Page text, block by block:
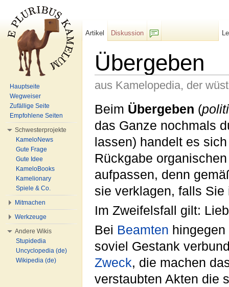
Übergeben
aus Kamelopedia, der
Beim Übergeben (
das Ganze nochmals
lassen) handelt es
Rückgabe
aufpassen, denn
sie verklagen, falls Sie
Im Zweifelsfall gilt:
Bei Beamten
soviel Gestank
Zweck, die machen
verstaubten Akten die
Artikel
Diskussion
Hauptseite
Wegweiser
Zufällige Seite
Empfohlene Seiten
Schwesterprojekte
KameloNews
Gute Frage
Gute Idee
KameloBooks
Kamelionary
Spiele & Co.
Mitmachen
Werkzeuge
Andere Wikis
Stupidedia
Uncyclopedia (de)
Wikipedia (de)